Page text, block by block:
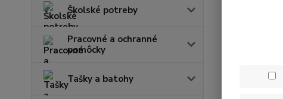
Školské potreby
Pracovné a ochranné
pomôcky
Tašky a batohy